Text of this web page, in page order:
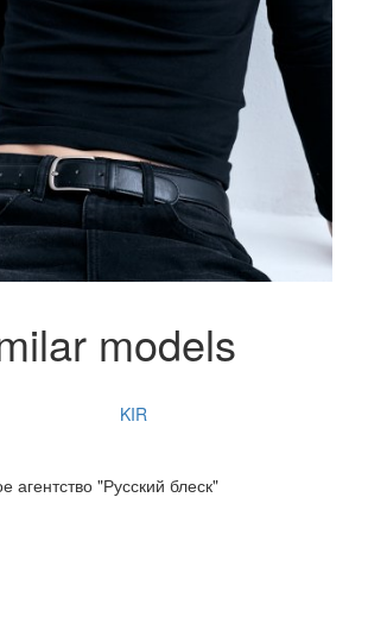
models
KIR
"Русский блеск"